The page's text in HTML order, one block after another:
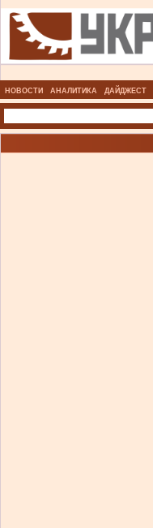
НОВОСТИ АНАЛИТИКА ДАЙДЖЕСТ